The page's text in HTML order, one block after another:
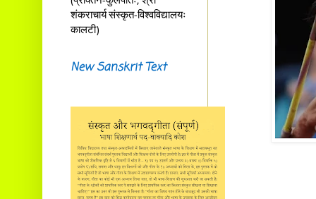
शंकराचार्य संस्कृत-विश्वविद्यालयः
कालटी)
New Sanskrit Text